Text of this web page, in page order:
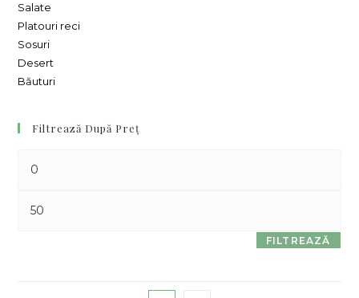
Salate
Platouri reci
Sosuri
Desert
Băuturi
Filtrează După Preț
FILTREAZĂ